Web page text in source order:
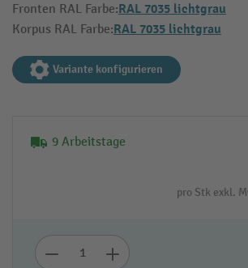
Fronten RAL Farbe:RAL 7035 lichtgrau
Korpus RAL Farbe:RAL 7035 lichtgrau
Variante konfigurieren
9 Arbeitstage
pro Stk exkl.